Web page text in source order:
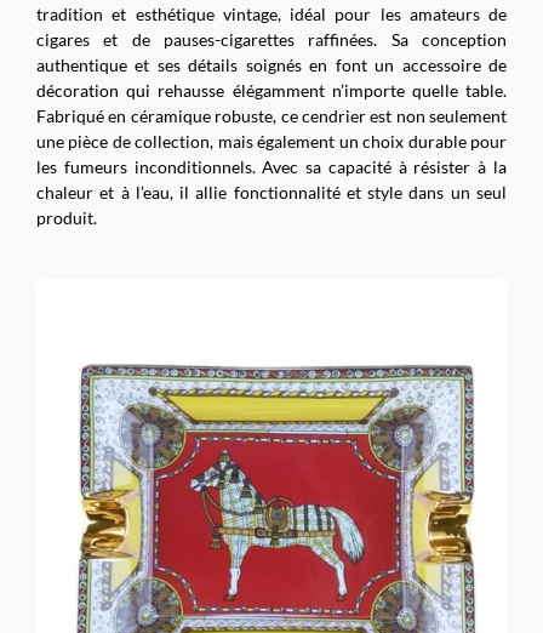
tradition et esthétique vintage, idéal pour les amateurs de
cigares et de pauses-cigarettes raffinées. Sa conception
authentique et ses détails soignés en font un accessoire de
décoration qui rehausse élégamment n’importe quelle table.
Fabriqué en céramique robuste, ce cendrier est non seulement
une pièce de collection, mais également un choix durable pour
les fumeurs inconditionnels. Avec sa capacité à résister à la
chaleur et à l’eau, il allie fonctionnalité et style dans un seul
produit.